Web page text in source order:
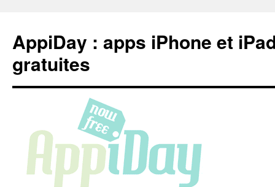
contenu
AppiDay : apps iPhone et
gratuites